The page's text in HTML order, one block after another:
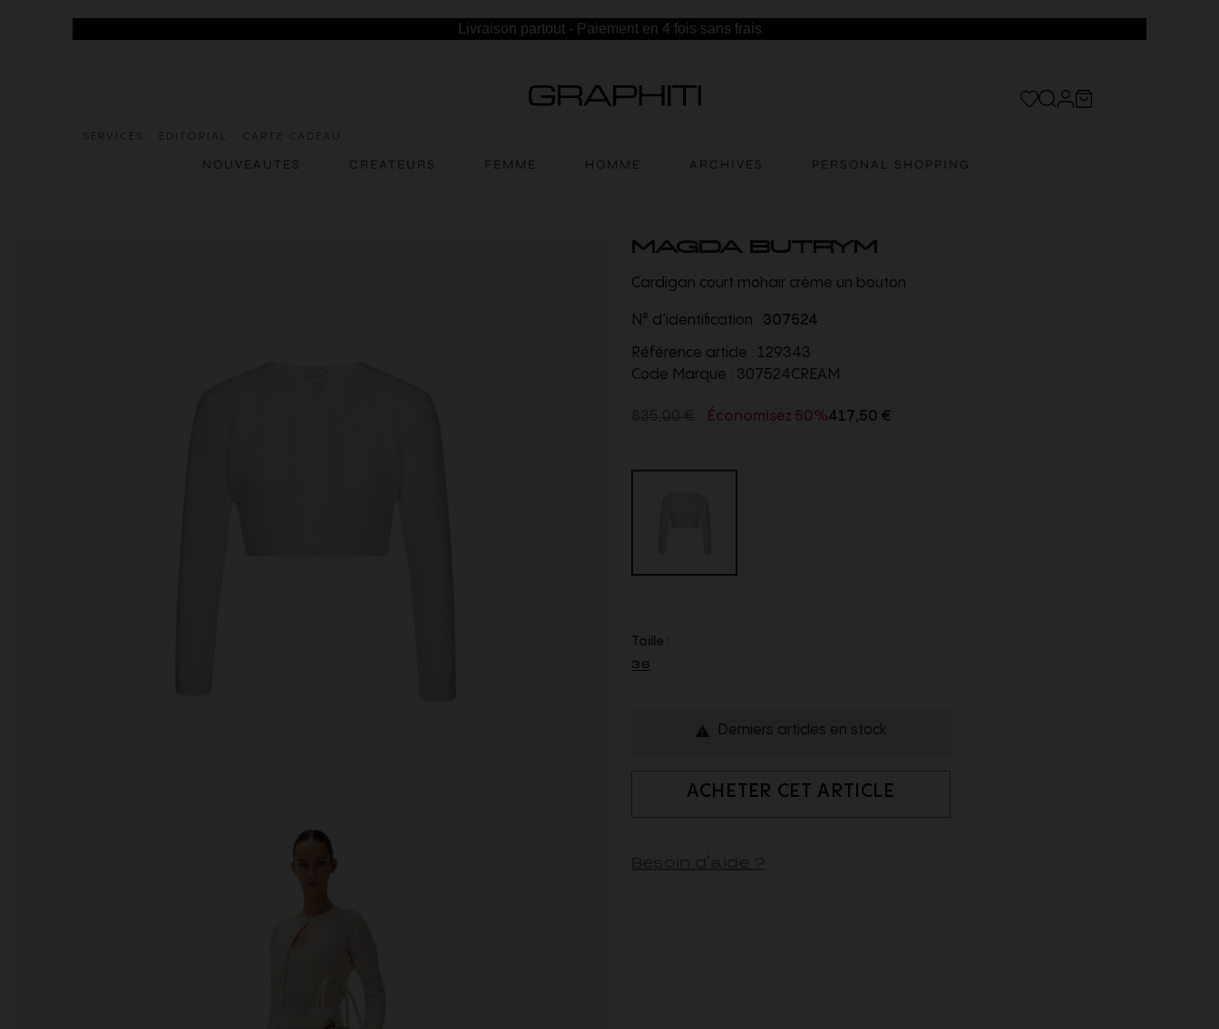
Livraison partout - Paiement en 4 fois sans frais
SERVICES EDITORIAL CARTE CADEAU
NOUVEAUTES CREATEURS FEMME HOMME ARCHIVES PERSONAL SHOPPING
MAGDA BUTRYM
Cardigan court mohair crème un bouton
N° d’identification : 307524
Référence article : 129343
Code Marque : 307524CREAM
Économisez 50%417,50 €
Taille :
36
 Derniers articles en stock
ACHETER CET ARTICLE